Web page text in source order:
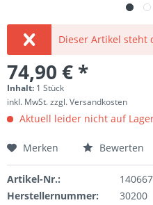
Dieser Artikel steht
74,90 € *
Inhalt: 1 Stück
inkl. MwSt.zzgl. Versandkosten
Aktuell leider nicht auf
Merken Bewerten
Artikel-Nr.:
140667
Herstellernummer:
30200